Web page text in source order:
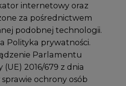
internetowy oraz
za pośrednictwem
podobnej technologii.
Polityka prywatności.
Parlamentu
2016/679 z dnia
ochrony osób